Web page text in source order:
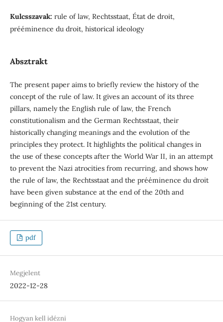
Kulcsszavak: rule of law, Rechtsstaat, État de droit,
prééminence du droit, historical ideology
Absztrakt
The present paper aims to briefly review the history of the
concept of the rule of law. It gives an account of its three
pillars, namely the English rule of law, the French
constitutionalism and the German Rechtsstaat, their
historically changing meanings and the evolution of the
principles they protect. It highlights the political changes in
the use of these concepts after the World War II, in an attempt
to prevent the Nazi atrocities from recurring, and shows how
the rule of law, the Rechtsstaat and the prééminence du droit
have been given substance at the end of the 20th and
beginning of the 21st century.
pdf
Megjelent
2022-12-28
Hogyan kell idézni